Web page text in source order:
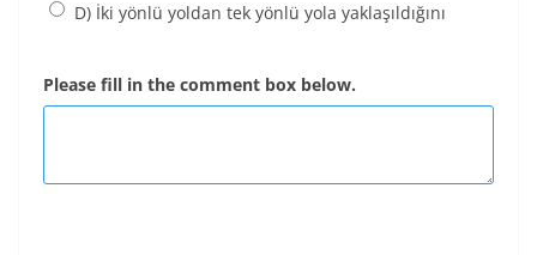
D) İki yönlü yoldan tek yönlü yola yaklaşıldığını
Please fill in the comment box below.